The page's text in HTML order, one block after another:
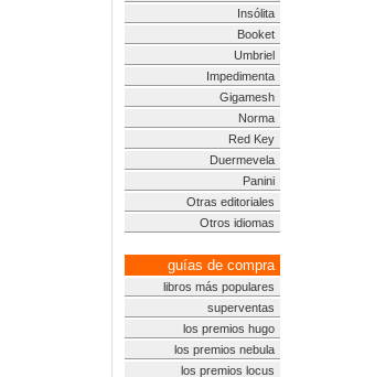
Insólita
Booket
Umbriel
Impedimenta
Gigamesh
Norma
Red Key
Duermevela
Panini
Otras editoriales
Otros idiomas
guías de compra
libros más populares
superventas
los premios hugo
los premios nebula
los premios locus